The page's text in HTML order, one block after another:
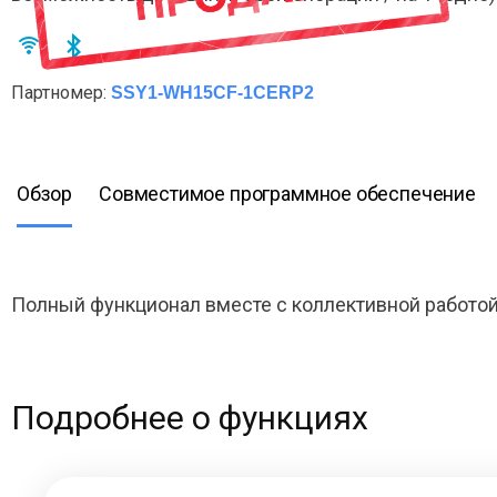
Партномер: SSY1-WH15CF-1CERP2
Обзор Совместимое программное обеспечение
Полный функционал вместе с коллективной
Подробнее о функциях